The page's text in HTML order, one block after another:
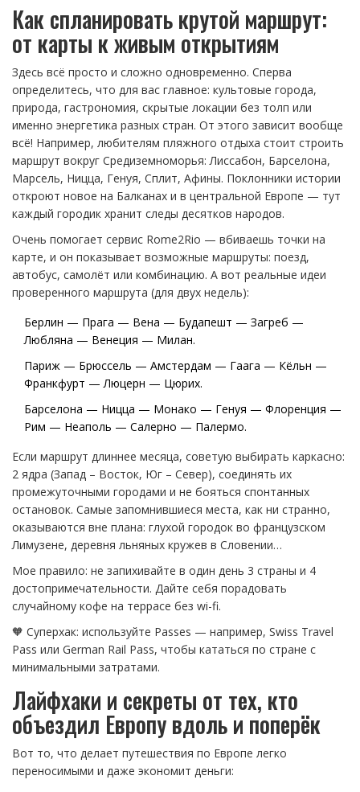
Как спланировать крутой маршрут:
от карты к живым открытиям
Здесь всё просто и сложно одновременно. Сперва
определитесь, что для вас главное: культовые города,
природа, гастрономия, скрытые локации без толп или
именно энергетика разных стран. От этого зависит вообще
всё! Например, любителям пляжного отдыха стоит строить
маршрут вокруг Средиземноморья: Лиссабон, Барселона,
Марсель, Ницца, Генуя, Сплит, Афины. Поклонники истории
откроют новое на Балканах и в центральной Европе — тут
каждый городик хранит следы десятков народов.
Очень помогает сервис Rome2Rio — вбиваешь точки на
карте, и он показывает возможные маршруты: поезд,
автобус, самолёт или комбинацию. А вот реальные идеи
проверенного маршрута (для двух недель):
Берлин — Прага — Вена — Будапешт — Загреб —
Любляна — Венеция — Милан.
Париж — Брюссель — Амстердам — Гаага — Кёльн —
Франкфурт — Люцерн — Цюрих.
Барселона — Ницца — Монако — Генуя — Флоренция —
Рим — Неаполь — Салерно — Палермо.
Если маршрут длиннее месяца, советую выбирать каркасно:
2 ядра (Запад – Восток, Юг – Север), соединять их
промежуточными городами и не бояться спонтанных
остановок. Самые запомнившиеся места, как ни странно,
оказываются вне плана: глухой городок во французском
Лимузене, деревня льняных кружев в Словении…
Мое правило: не запихивайте в один день 3 страны и 4
достопримечательности. Дайте себя порадовать
случайному кофе на террасе без wi-fi.
🧡 Суперхак: используйте Passes — например, Swiss Travel
Pass или German Rail Pass, чтобы кататься по стране с
минимальными затратами.
Лайфхаки и секреты от тех, кто
объездил Европу вдоль и поперёк
Вот то, что делает путешествия по Европе легко
переносимыми и даже экономит деньги: